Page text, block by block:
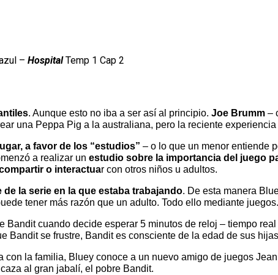
– Hospital Temp 1 Cap 2
. Aunque esto no iba a ser así al principio. Joe Brumm –
una Peppa Pig a la australiana, pero la reciente
a favor de los “estudios” – o lo que un menor entiende
a realizar un estudio sobre la importancia del juego
o interactuar con otros niños u adultos.
de la serie en la que estaba trabajando. De esta manera
tener más razón que un adulto. Todo ello mediante juegos.
Bandit cuando decide esperar 5 minutos de reloj – tiempo
Bandit se frustre, Bandit es consciente de la edad de sus
con la familia, Bluey conoce a un nuevo amigo de juegos
al gran jabalí, el pobre Bandit.